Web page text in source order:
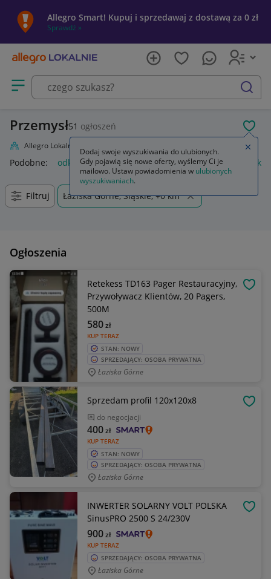
Allegro Smart! Kupuj i sprzedawaj z dostawą za 0 zł
Sprawdź »
Otwórz menu z kategoriami
szukaj
Przemysł51 ogłoszeń
Allegro Lokalnie
Podobne: odkurzacz przemysłowy przemysł drzewny
Filtruj Łaziska Górne, Śląskie, +0 km
Ogłoszenia
Retekess TD163 Pager Restauracyjny,
Przywoływacz Klientów, 20 Pagers,
500M
KUP TERAZ
580zł
STAN: NOWY
SPRZEDAJĄCY: OSOBA PRYWATNA
Łaziska Górne
Sprzedam profil 120x120x8
do negocjacji
KUP TERAZ
400zł
STAN: NOWY
SPRZEDAJĄCY: OSOBA PRYWATNA
Łaziska Górne
INWERTER SOLARNY VOLT POLSKA
SinusPRO 2500 S 24/230V
KUP TERAZ
900zł
SPRZEDAJĄCY: OSOBA PRYWATNA
Łaziska Górne
Dodaj swoje wyszukiwania do ulubionych.
Gdy pojawią się nowe oferty, wyślemy Ci je
mailowo. Ustaw powiadomienia w ulubionych
wyszukiwaniach.